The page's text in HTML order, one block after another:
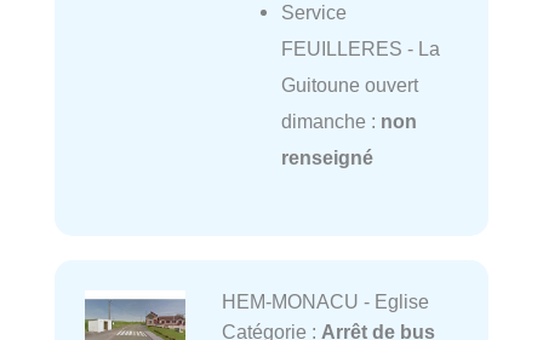
Service
FEUILLERES - La
Guitoune ouvert
dimanche : non
renseigné
HEM-MONACU - Eglise
Catégorie : Arrêt de bus